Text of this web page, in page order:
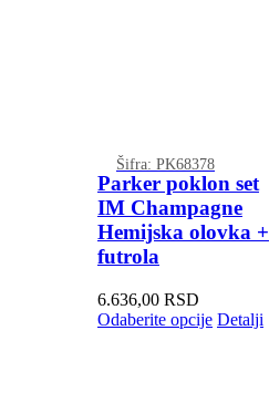
Šifra: PK68378
Parker poklon set
IM Champagne
Hemijska olovka +
futrola
6.636,00 RSD
Odaberite opcije Detalji